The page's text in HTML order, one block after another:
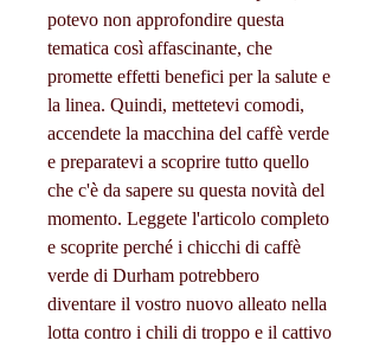
potevo non approfondire questa
tematica così affascinante, che
promette effetti benefici per la salute e
la linea. Quindi, mettetevi comodi,
accendete la macchina del caffè verde
e preparatevi a scoprire tutto quello
che c'è da sapere su questa novità del
momento. Leggete l'articolo completo
e scoprite perché i chicchi di caffè
verde di Durham potrebbero
diventare il vostro nuovo alleato nella
lotta contro i chili di troppo e il cattivo